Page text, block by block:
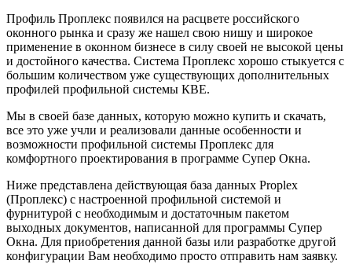
Профиль Проплекс появился на расцвете российского
оконного рынка и сразу же нашел свою нишу и широкое
применение в оконном бизнесе в силу своей не высокой цены
и достойного качества. Система Проплекс хорошо стыкуется с
большим количеством уже существующих дополнительных
профилей профильной системы КВЕ.
Мы в своей базе данных, которую можно купить и скачать,
все это уже учли и реализовали данные особенности и
возможности профильной системы Проплекс для
комфортного проектирования в программе Супер Окна.
Ниже представлена действующая база данных Proplex
(Проплекс) с настроенной профильной системой и
фурнитурой с необходимым и достаточным пакетом
выходных документов, написанной для программы Супер
Окна. Для приобретения данной базы или разработке другой
конфигурации Вам необходимо просто отправить нам заявку.